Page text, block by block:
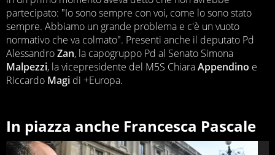
partecipato: "Io sono sempre con voi, come lo sono stato
sempre. Abbiamo un grande problema e c'è un vuoto
normativo che va colmato". Presenti anche il deputato Pd
AlessandroZan, la capogruppo Pd al Senato Simona
Malpezzi, la vicepresidente del M5S ChiaraAppendino e
Riccardo Magi di +Europa.
In piazza anche Francesca Pascale